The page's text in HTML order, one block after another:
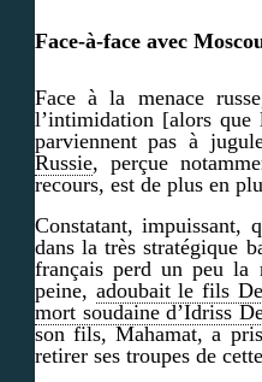
Face-à-face avec
Face à la menace
l’intimidation [alors que
parviennent pas à
Russie, perçue
recours, est de plus en
Constatant, impuissant,
dans la très stratégique
français perd un peu
peine, adoubait le fils
mort soudaine d’Idriss
son fils, Mahamat, a
retirer ses troupes de